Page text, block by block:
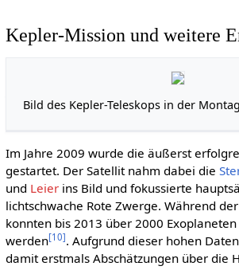
Kepler-Mission und weitere
Bild des Kepler-Teleskops in der
Im Jahre 2009 wurde die äußerst
gestartet. Der Satellit nahm dabei die
und Leierins Bild und fokussierte
lichtschwache Rote Zwerge. Während
konnten bis 2013 über 2000
werden[10]. Aufgrund dieser hohen
damit erstmals Abschätzungen über die